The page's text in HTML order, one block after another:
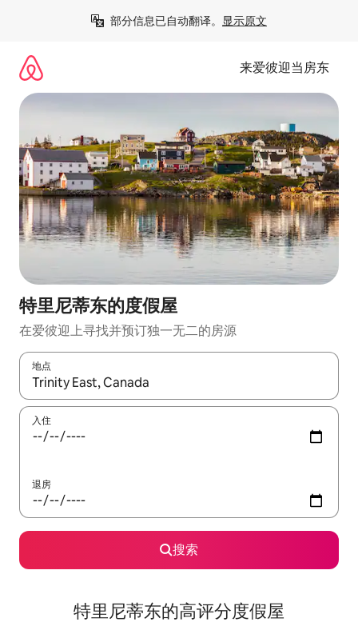
部分信息已自动翻译。 显示原文
来爱彼迎当房东
特里尼蒂东的度假屋
在爱彼迎上寻找并预订独一无二的房源
地点
如有搜索结果，请使用上下方向键查看，或通过点击或滑动手势
入住
退房
搜索
特里尼蒂东的高评分度假屋